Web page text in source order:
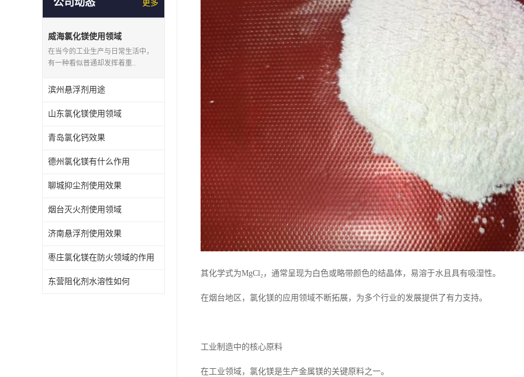
公司动态 更多
威海氯化镁使用领域
在当今的工业生产与日常生活中，
有一种看似普通却发挥着重..
滨州悬浮剂用途
山东氯化镁使用领域
青岛氯化钙效果
德州氯化镁有什么作用
聊城抑尘剂使用效果
烟台灭火剂使用领域
济南悬浮剂使用效果
枣庄氯化镁在防火领域的作用
东营阻化剂水溶性如何
其化学式为MgCl₂，通常呈现为白色或略带颜色的结晶体，易溶于水且具有吸湿性。
在烟台地区，氯化镁的应用领域不断拓展，为多个行业的发展提供了有力支持。
工业制造中的核心原料
在工业领域，氯化镁是生产金属镁的关键原料之一。